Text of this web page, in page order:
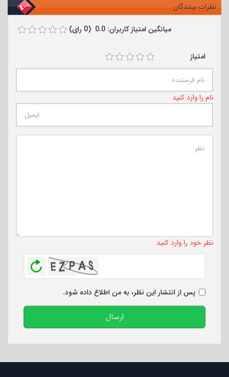
نظرات بینندگان
میانگین امتیاز کاربران: 0.0 (0 رای)
امتیاز
نام را وارد کنید
نظر خود را وارد کنید
پس از انتشار این نظر، به من اطلاع داده شود.
ارسال